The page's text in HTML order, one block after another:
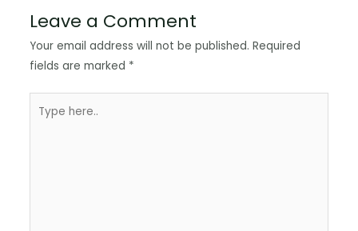
Leave a Comment
Your email address will not be published. Required
fields are marked *